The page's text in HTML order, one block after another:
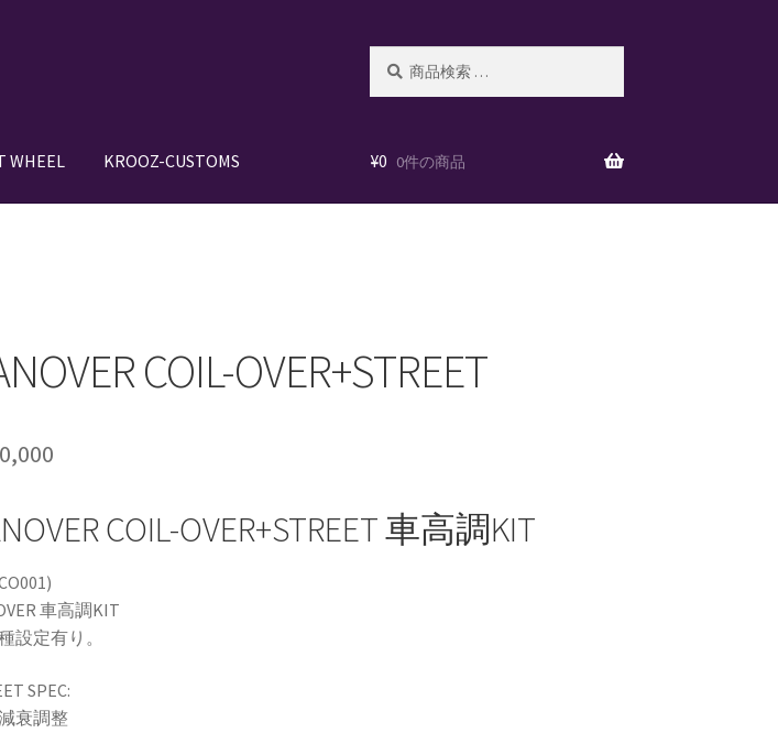
WHEEL KROOZ-CUSTOMS
classicforged
CALIPER SYSTEM 適合一覧 TRUCK & SUV
NV200 USV CUSTOM
¥0 0件の商品
COIL-OVER+STREET
COIL-OVER+STREET 車高調KIT
車高調KIT
設定有り。
SPEC:
衰調整